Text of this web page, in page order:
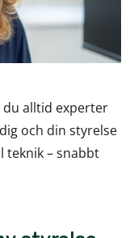
alltid experter
och din styrelse
teknik – snabbt